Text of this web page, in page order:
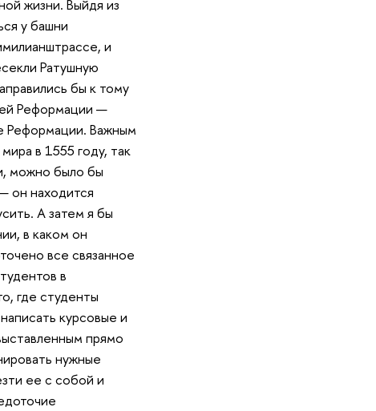
жизни. Выйдя из
у башни
и
Ратушную
бы к тому
Реформации —
Реформации. Важным
в 1555 году, так
можно было бы
он находится
А затем я бы
в каком он
все связанное
в
где студенты
курсовые и
прямо
нужные
ее с собой и